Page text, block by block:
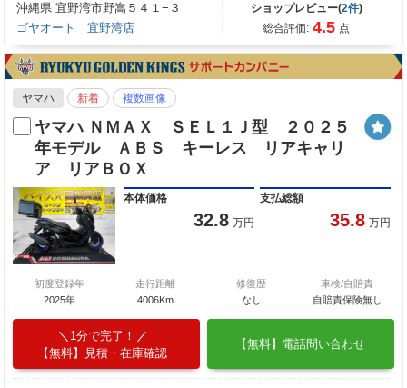
沖縄県 宜野湾市野嵩５４１−３
ゴヤオート 宜野湾店
ショップレビュー(2件)
総合評価: 4.5 点
ヤマハ 新着 複数画像
ヤマハ ＮＭＡＸ ＳＥＬ１Ｊ型 ２０２５
年モデル ＡＢＳ キーレス リアキャリ
ア リアＢＯＸ
本体価格
32.8 万円
支払総額
35.8 万円
初度登録年
2025年
走行距離
4006Km
修復歴
なし
車検/自賠責
自賠責保険無し
1分で完了！
【無料】見積・在庫確認
【無料】電話問い合わせ